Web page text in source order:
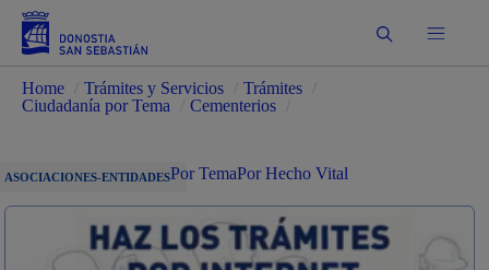
Buscar
Home Trámites y Servicios Trámites
Ciudadanía por Tema
Cementerios
ASOCIACIONES-ENTIDADESPor TemaPor Hecho Vital